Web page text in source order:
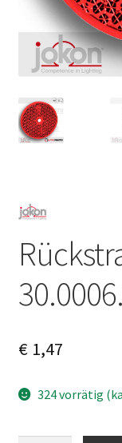
€1,47
324 vorrätig